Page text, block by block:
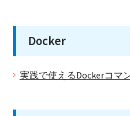
Docker
実践で使えるDockerコマ